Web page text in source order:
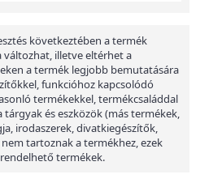
következtében a termék
változhat, illetve eltérhet a
a termék legjobb bemutatására
funkcióhoz kapcsolódó
termékekkel, termékcsaláddal
tárgyak és eszközök (más termékek,
irodaszerek, divatkiegészítők,
tartoznak a termékhez, ezek
termékek.